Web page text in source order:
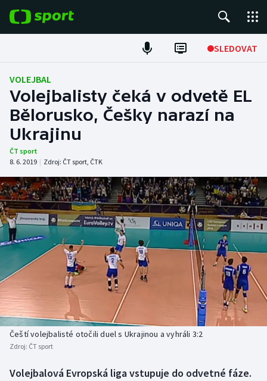
SLEDOVAT
Fotbal
Hokej
Tenis
Atletika
Cyklistika
DALŠÍ SPORTY
Americký fotbal
Baseball a softbal
Basketbal
Biatlon
NEPŘEHLÉDNĚTE
Historické návraty
Aplikace ČT sport
VOLEJBAL
Volejbalisty čeká v odvetě EL
Bělorusko, Češky narazí na
Ukrajinu
ČT sport
8. 6. 2019 | Zdroj: ČT sport, ČTK
Čeští volejbalisté otočili duel s Ukrajinou a vyhráli 3:2
Zdroj: ČT sport
Volejbalová Evropská liga vstupuje do odvetné fáze.